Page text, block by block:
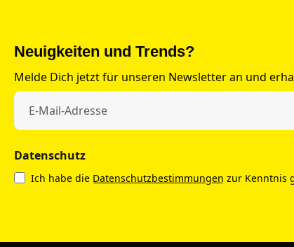
Neuigkeiten und Trends?
Melde Dich jetzt für unseren Newsletter an und
Datenschutz
Ich habe die Datenschutzbestimmungen zur Kenntnis